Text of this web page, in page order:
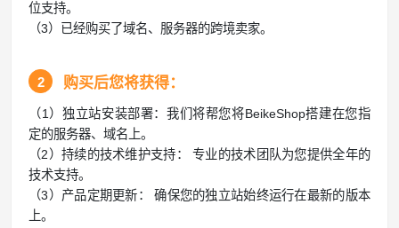
位支持。
（3）已经购买了域名、服务器的跨境卖家。
2 购买后您将获得：
（1）独立站安装部署：我们将帮您将BeikeShop搭建在您指
定的服务器、域名上。
（2）持续的技术维护支持： 专业的技术团队为您提供全年的
技术支持。
（3）产品定期更新： 确保您的独立站始终运行在最新的版本
上。